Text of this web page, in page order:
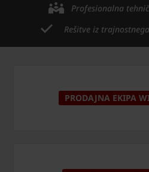
Profesionalna
Rešitve iz
PRODAJNA EKIPA